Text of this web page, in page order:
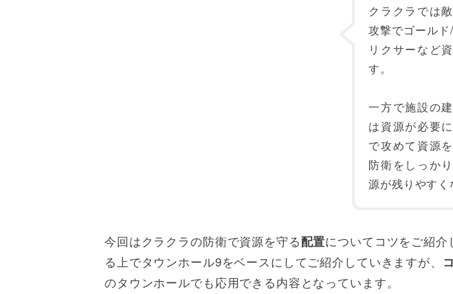
クラクラでは
攻撃でゴール
リクサーなど
す。
一方で施設の
は資源が必要
で攻めて資源
防衛をしっか
源が残りやすく
今回はクラクラの防衛で資源を守る配置についてコツをご紹
る上でタウンホール9をベースにしてご紹介していきますが、
のタウンホールでも応用できる内容となっています。